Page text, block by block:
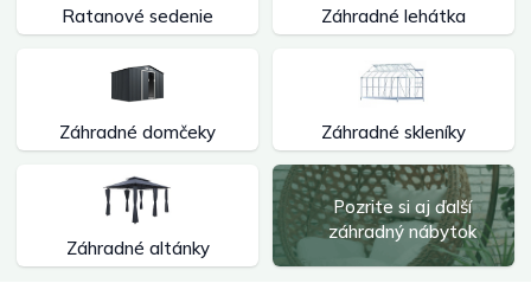
Ratanové sedenie Záhradné lehátka
Záhradné domčeky Záhradné skleníky
Záhradné altánky
Pozrite si aj ďalší
záhradný nábytok